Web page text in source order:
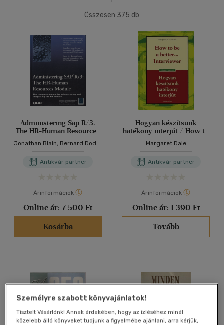
Nyelv szerint
Magyar(71)
Angol (2)
Vélemény szerint
(362)
Összesen 375 db
Administering Sap R/3:
The HR-Human Resources
Jonathan Blain, Bernard Dodd,
Antikvár partner
Árinformációk
Online ár: 7 500 Ft
Kosárba
Hogyan készítsünk
hatékony interjút / How to
Margaret Dale
Antikvár partner
Árinformációk
Online ár: 1 390 Ft
Tovább
Személyre szabott könyvajánlatok!
Tisztelt Vásárlónk! Annak érdekében, hogy az ízléséhez minél
közelebb álló könyveket tudjunk a figyelmébe ajánlani, arra kérjük,